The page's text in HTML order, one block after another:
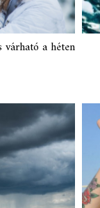
várható a héten